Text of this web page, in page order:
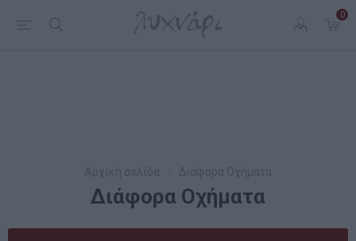
0
Διάφορα Οχήματα